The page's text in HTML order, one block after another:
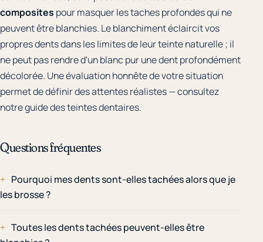
composites pour masquer les taches profondes qui ne
peuvent être blanchies. Le blanchiment éclaircit vos
propres dents dans les limites de leur teinte naturelle ; il
ne peut pas rendre d'un blanc pur une dent profondément
décolorée. Une évaluation honnête de votre situation
permet de définir des attentes réalistes — consultez
notre guide des teintes dentaires.
Questions fréquentes
Pourquoi mes dents sont-elles tachées alors que je
les brosse ?
Toutes les dents tachées peuvent-elles être